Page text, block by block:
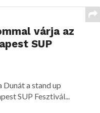
várja az
SUP
Dunát a stand up
SUP Fesztivál...